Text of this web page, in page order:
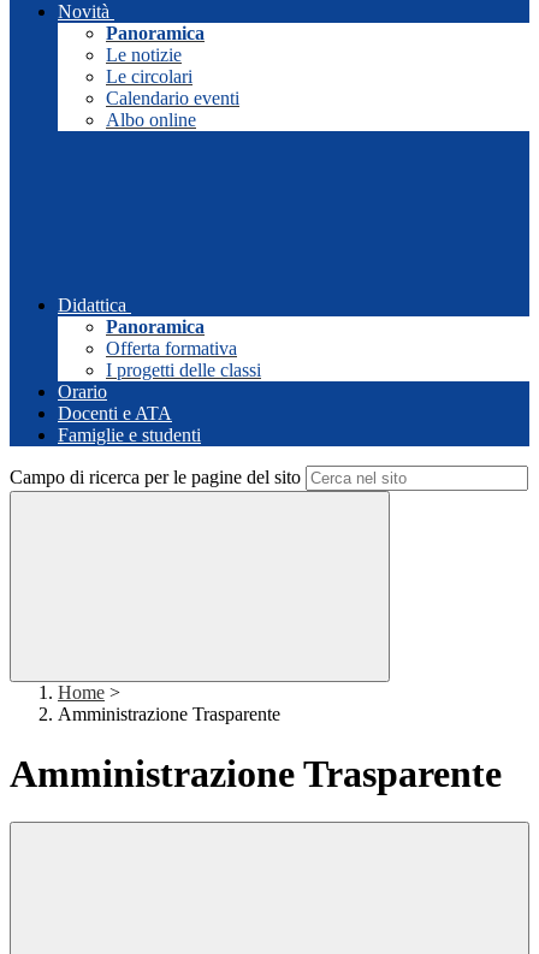
Novità
Panoramica
Le notizie
Le circolari
Calendario eventi
Albo online
Didattica
Panoramica
Offerta formativa
I progetti delle classi
Orario
Docenti e ATA
Famiglie e studenti
Campo di ricerca per le pagine del sito
Home >
Amministrazione Trasparente
Amministrazione Trasparente